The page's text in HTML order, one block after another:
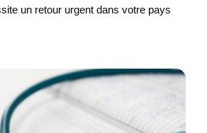
un retour urgent dans votre pays